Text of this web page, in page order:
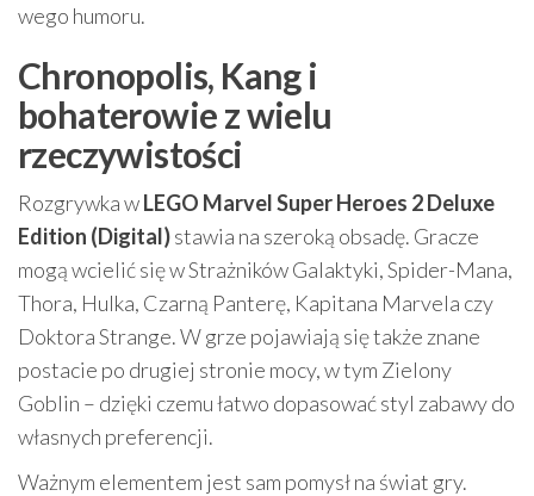
wego humoru.
Chronopolis, Kang i
bohaterowie z wielu
rzeczywistości
Rozgrywka wLEGO Marvel Super Heroes 2 Deluxe
Edition (Digital)stawia na szeroką obsadę. Gracze
mogą wcielić się w Strażników Galaktyki, Spider-Mana,
Thora, Hulka, Czarną Panterę, Kapitana Marvela czy
Doktora Strange. W grze pojawiają się także znane
postacie po drugiej stronie mocy, w tym Zielony
Goblin – dzięki czemu łatwo dopasować styl zabawy do
własnych preferencji.
Ważnym elementem jest sam pomysł na świat gry.